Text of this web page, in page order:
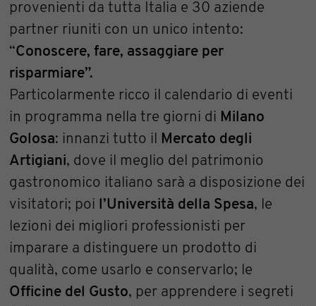
provenienti da tutta Italia e 30 aziende
partner riuniti con un unico intento:
“Conoscere, fare, assaggiare per
risparmiare”.
Particolarmente ricco il calendario di eventi
in programma nella tre giorni di Milano
Golosa: innanzi tutto il Mercato degli
Artigiani, dove il meglio del patrimonio
gastronomico italiano sarà a disposizione dei
visitatori; poi l’Università della Spesa, le
lezioni dei migliori professionisti per
imparare a distinguere un prodotto di
qualità, come usarlo e conservarlo; le
Officine del Gusto, per apprendere i segreti